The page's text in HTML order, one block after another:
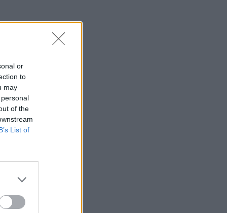
or
to
may
of the
List of
ir